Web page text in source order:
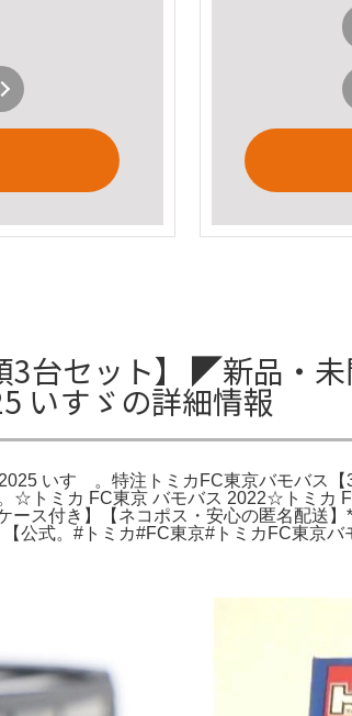
3台セット】 ◤新品・
いすゞの詳細情報
いすゞ。特注トミカFC東京バモバ
☆トミカ FC東京 バモバス 2022☆トミカ
ス付き】【ネコポス・安心の匿名配送
式。#トミカ#FC東京#トミカFC東京バ